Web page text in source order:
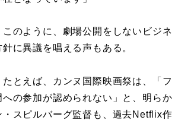
のように、劇場公開をしないビジ
針に異議を唱える声もある。
とえば、カンヌ国際映画祭は、「
への参加が認められない」と、明ら
・スピルバーグ監督も、過去Netflix